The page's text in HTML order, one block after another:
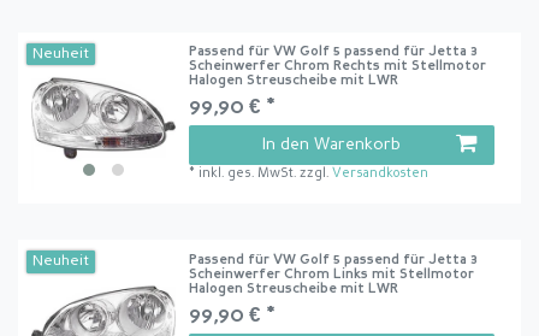
Neuheit
Passend für VW Golf 5 passend für Jetta 3
Scheinwerfer Chrom Rechts mit Stellmotor
Halogen Streuscheibe mit LWR
99,90 € *
In den Warenkorb
* inkl. ges. MwSt. zzgl. Versandkosten
Neuheit
Passend für VW Golf 5 passend für Jetta 3
Scheinwerfer Chrom Links mit Stellmotor
Halogen Streuscheibe mit LWR
99,90 € *